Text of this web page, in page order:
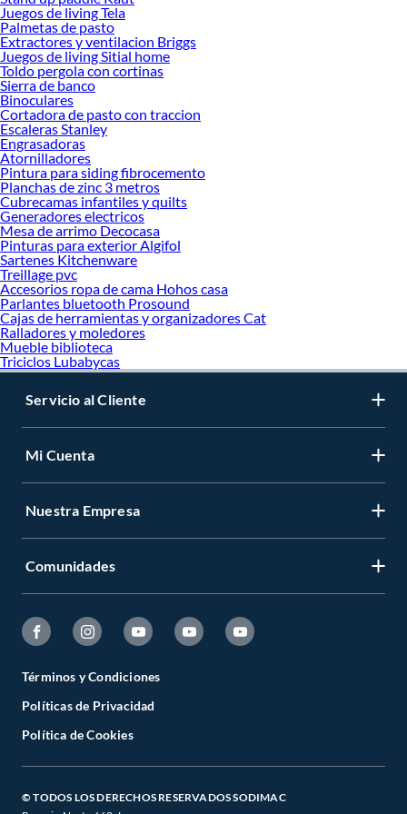
Juegos de living Tela
Palmetas de pasto
Extractores y ventilacion Briggs
Juegos de living Sitial home
Toldo pergola con cortinas
Sierra de banco
Binoculares
Cortadora de pasto con traccion
Escaleras Stanley
Engrasadoras
Atornilladores
Pintura para siding fibrocemento
Planchas de zinc 3 metros
Cubrecamas infantiles y quilts
Generadores electricos
Mesa de arrimo Decocasa
Pinturas para exterior Algifol
Sartenes Kitchenware
Treillage pvc
Accesorios ropa de cama Hohos casa
Parlantes bluetooth Prosound
Cajas de herramientas y organizadores Cat
Ralladores y moledores
Mueble biblioteca
Triciclos Lubabycas
Servicio al Cliente
Mi Cuenta
Nuestra Empresa
Comunidades
Términos y Condiciones
Políticas de Privacidad
Política de Cookies
© TODOS LOS DERECHOS RESERVADOS SODIMAC